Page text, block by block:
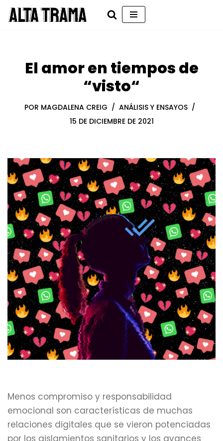
El amor en tiempos de
“visto“
POR MAGDALENA CREIG
ANÁLISIS Y ENSAYOS
15 DE DICIEMBRE DE 2021
Menos compromiso y responsabilidad
emocional son características de muchas
relaciones digitales que se vieron potenciadas